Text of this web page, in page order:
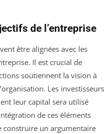
de l’entreprise
être alignées avec les
Il est crucial de
soutiennent la vision à
Les investisseurs
leur capital sera utilisé
de ces éléments
construire un argumentaire